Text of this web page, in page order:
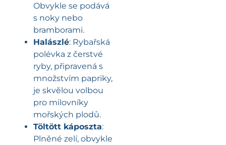
Obvykle se podává
s noky nebo
bramborami.
Halászlé: Rybařská
polévka z čerstvé
ryby, připravená s
množstvím papriky,
je skvělou volbou
pro milovníky
mořských plodů.
Töltött káposzta:
Plněné zelí, obvykle